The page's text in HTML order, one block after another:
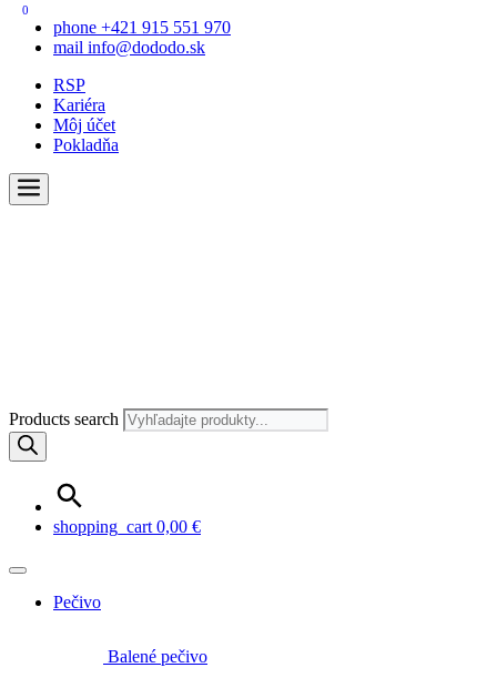
phone +421 915 551 970
mail info@dododo.sk
RSP
Kariéra
Môj účet
Pokladňa
Products search
0
shopping_cart 0,00 €
Pečivo
Balené pečivo